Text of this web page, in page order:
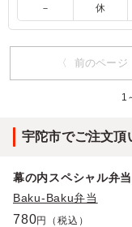
他のお弁当も食べ
お弁当屋さんにお
ご利用シーン：
奈良県大和高田市礒
－ 休
〈 前のページ
1
宇陀市でご注文頂
幕の内スペシャル弁当
Baku-Baku弁当
780円（税込）